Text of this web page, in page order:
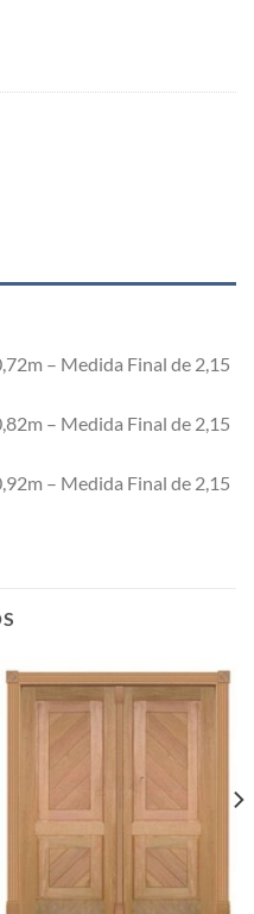
– Medida Final de 2,15
– Medida Final de 2,15
– Medida Final de 2,15